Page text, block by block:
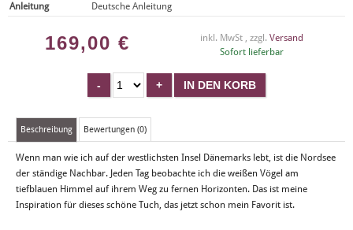
Anleitung
Deutsche Anleitung
169,00 € inkl. MwSt , zzgl. Versand
Sofort lieferbar
Beschreibung Bewertungen (0)
Wenn man wie ich auf der westlichsten Insel Dänemarks lebt, ist die Nordsee
der ständige Nachbar. Jeden Tag beobachte ich die weißen Vögel am
tiefblauen Himmel auf ihrem Weg zu fernen Horizonten. Das ist meine
Inspiration für dieses schöne Tuch, das jetzt schon mein Favorit ist.